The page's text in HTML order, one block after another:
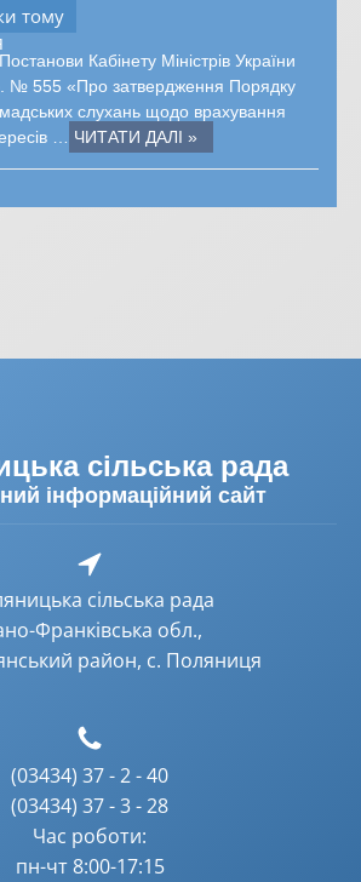
тому
Кабінету Міністрів України
№ 555 «Про затвердження Порядку
слухань щодо врахування
…
ЧИТАТИ ДАЛІ »
сільська рада
інформаційний сайт
сільська рада
Франківська обл.,
район, с. Поляниця
(03434) 37 - 2 - 40
(03434) 37 - 3 - 28
Час роботи:
пн-чт 8:00-17:15